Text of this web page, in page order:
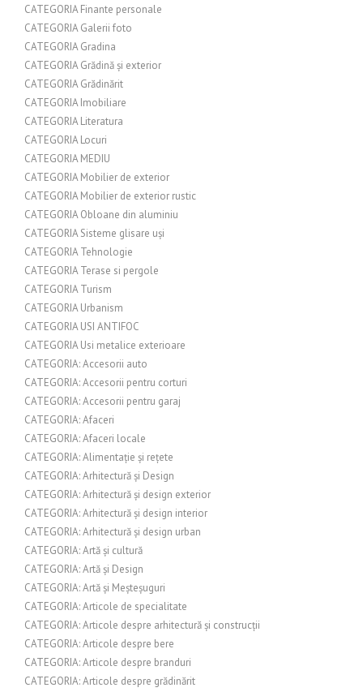
CATEGORIA Finante personale
CATEGORIA Galerii foto
CATEGORIA Gradina
CATEGORIA Grădină și exterior
CATEGORIA Grădinărit
CATEGORIA Imobiliare
CATEGORIA Literatura
CATEGORIA Locuri
CATEGORIA MEDIU
CATEGORIA Mobilier de exterior
CATEGORIA Mobilier de exterior rustic
CATEGORIA Obloane din aluminiu
CATEGORIA Sisteme glisare uși
CATEGORIA Tehnologie
CATEGORIA Terase si pergole
CATEGORIA Turism
CATEGORIA Urbanism
CATEGORIA USI ANTIFOC
CATEGORIA Usi metalice exterioare
CATEGORIA: Accesorii auto
CATEGORIA: Accesorii pentru corturi
CATEGORIA: Accesorii pentru garaj
CATEGORIA: Afaceri
CATEGORIA: Afaceri locale
CATEGORIA: Alimentație și rețete
CATEGORIA: Arhitectură și Design
CATEGORIA: Arhitectură și design exterior
CATEGORIA: Arhitectură și design interior
CATEGORIA: Arhitectură și design urban
CATEGORIA: Artă și cultură
CATEGORIA: Artă și Design
CATEGORIA: Artă și Meșteșuguri
CATEGORIA: Articole de specialitate
CATEGORIA: Articole despre arhitectură și construcții
CATEGORIA: Articole despre bere
CATEGORIA: Articole despre branduri
CATEGORIA: Articole despre grădinărit